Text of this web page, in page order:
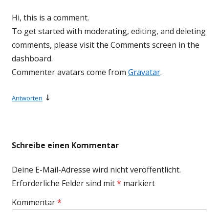
Hi, this is a comment.
To get started with moderating, editing, and deleting
comments, please visit the Comments screen in the
dashboard.
Commenter avatars come from Gravatar.
Antworten ↓
Schreibe einen Kommentar
Deine E-Mail-Adresse wird nicht veröffentlicht.
Erforderliche Felder sind mit* markiert
Kommentar*